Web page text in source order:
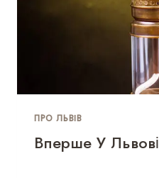
ПРО ЛЬВІВ
Вперше У Львові